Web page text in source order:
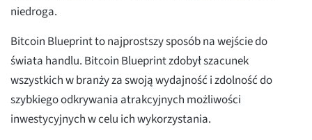
niedroga.
Bitcoin Blueprint to najprostszy sposób na wejście do
świata handlu. Bitcoin Blueprint zdobył szacunek
wszystkich w branży za swoją wydajność i zdolność do
szybkiego odkrywania atrakcyjnych możliwości
inwestycyjnych w celu ich wykorzystania.